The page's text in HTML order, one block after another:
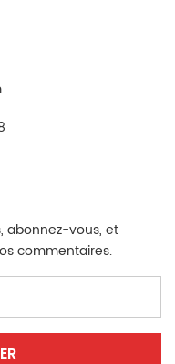
abonnez-vous, et
commentaires.